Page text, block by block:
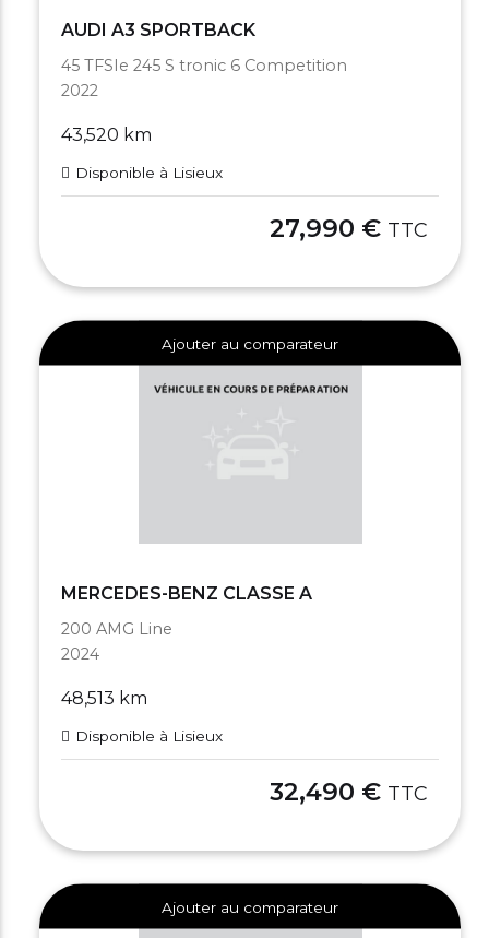
AUDI A3 SPORTBACK
45 TFSIe 245 S tronic 6 Competition
2022
43,520 km
Disponible à Lisieux
27,990 € TTC
Ajouter au comparateur
MERCEDES-BENZ CLASSE A
200 AMG Line
2024
48,513 km
Disponible à Lisieux
32,490 € TTC
Ajouter au comparateur